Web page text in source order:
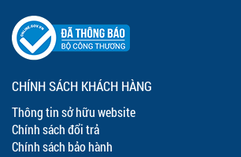
CHÍNH SÁCH KHÁCH HÀNG
Thông tin sở hữu website
Chính sách đổi trả
Chính sách bảo hành